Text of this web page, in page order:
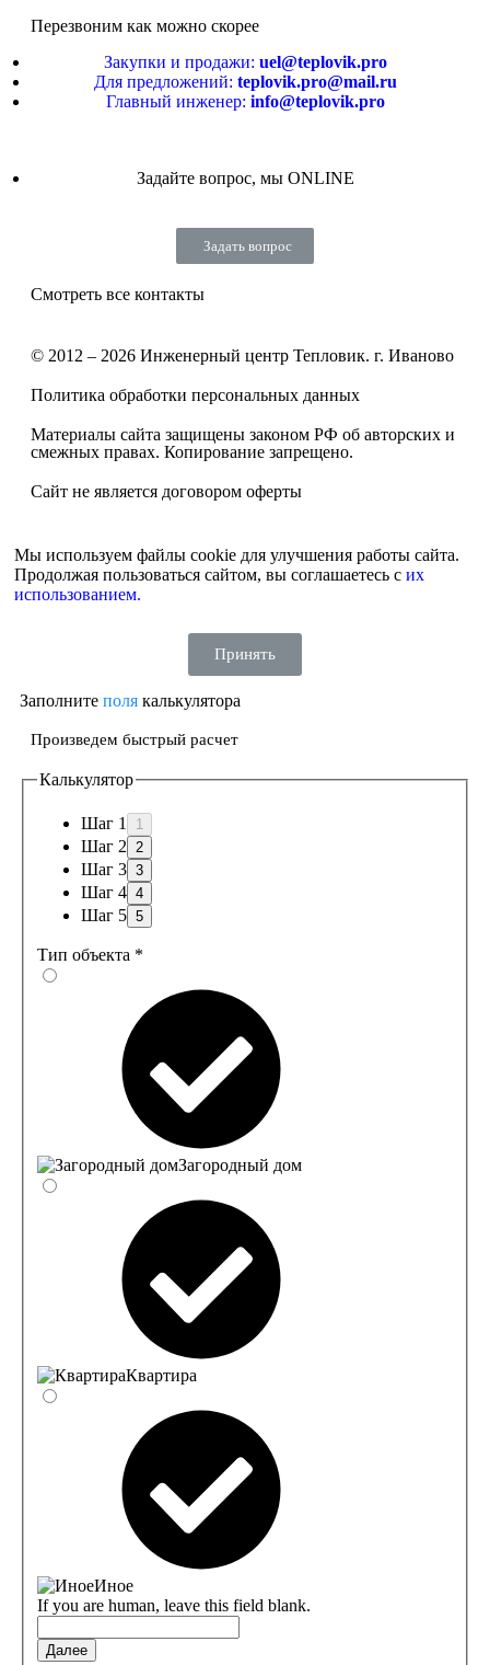
Перезвоним как можно скорее
Закупки и продажи: uel@teplovik.pro
Для предложений: teplovik.pro@mail.ru
Главный инженер: info@teplovik.pro
Задайте вопрос, мы ONLINE
Задать вопрос
Смотреть все контакты
© 2012 – 2026 Инженерный центр Тепловик. г. Иваново
Политика обработки персональных данных
Материалы сайта защищены законом РФ об авторских и
смежных правах. Копирование запрещено.
Сайт не является договором оферты
Мы используем файлы cookie для улучшения работы сайта.
Продолжая пользоваться сайтом, вы соглашаетесь с их
использованием.
Принять
Заполните поля калькулятора
Произведем быстрый расчет
Калькулятор
Шаг 1
Шаг 2
Шаг 3
Шаг 4
Шаг 5
Тип объекта *
Загородный дом
Квартира
Иное
If you are human, leave this field blank.
Далее